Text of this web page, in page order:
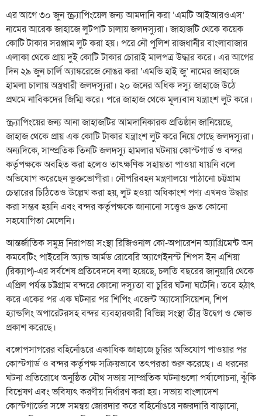
এর আগে ৩০ জুন স্ক্র্যাপিংয়েল জন্য আমদানি করা ‘এমটি আইআরওএস’
নামের আরেক জাহাজে লুটপাট চালায় জলদস্যুরা। জাহাজটি থেকে কয়েক
কোটি টাকার সরঞ্জাম লুট করা হয়। পরে নৌ পুলিশ রাজধানীর বাংলাবাজার
এলাকা থেকে প্রায় দুই কোটি টাকার চোরাই মালপত্র উদ্ধার করে। এর আগের
দিন ২৯ জুন চার্লি অ্যাঙ্করেজে নোঙর করা ‘এমভি হাই জু’ নামের জাহাজে
হামলা চালায় অস্ত্রধারী জলদস্যুরা। ২০ জনের অধিক দস্যু জাহাজে উঠে
প্রথমে নাবিকদের জিম্মি করে। পরে জাহাজ থেকে মূল্যবান যন্ত্রাংশ লুট করে।
স্ক্র্যাপিংয়ের জন্য আনা জাহাজটির আমদানিকারক প্রতিষ্ঠান জানিয়েছে,
জাহাজ থেকে প্রায় এক কোটি টাকার যন্ত্রাংশ লুট করে নিয়ে গেছে জলদস্যুরা।
অন্যদিকে, সাম্প্রতিক তিনটি জলদস্যু হামলার ঘটনায় কোস্টগার্ড ও বন্দর
কর্তৃপক্ষকে অবহিত করা হলেও তাৎক্ষণিক সহায়তা পাওয়া যায়নি বলে
অভিযোগ করেছেন ভুক্তভোগীরা। নৌপরিবহন মন্ত্রণালয়ে পাঠানো চট্টগ্রাম
চেম্বারের চিঠিতেও উল্লেখ করা হয়, লুট হওয়া অধিকাংশ পণ্য এখনও উদ্ধার
করা সম্ভব হয়নি এবং বন্দর কর্তৃপক্ষকে জানানো সত্ত্বেও দ্রুত কোনো
সহযোগিতা মেলেনি।
আন্তর্জাতিক সমুদ্র নিরাপত্তা সংস্থা রিজিওনাল কো-অপারেশন অ্যাগ্রিমেন্ট অন
কমবেটিং পাইরেসি অ্যান্ড আর্মড রোবেরি অ্যাগেইনস্ট শিপস ইন এশিয়া
(রিক্যাপ)-এর সর্বশেষ প্রতিবেদনে বলা হয়েছে, চলতি বছরের জানুয়ারি থেকে
এপ্রিল পর্যন্ত চট্টগ্রাম বন্দরে কোনো দস্যুতা বা চুরির ঘটনা ঘটেনি। তবে হঠাৎ
করে একের পর এক ঘটনার পর শিপিং এজেন্ট অ্যাসোসিয়েশন, শিপ
হ্যান্ডলিং অপারেটরসহ বন্দর ব্যবহারকারী বিভিন্ন সংস্থা তীব্র উদ্বেগ ও ক্ষোভ
প্রকাশ করেছে।
বঙ্গোপসাগরের বহির্নোঙরে একাধিক জাহাজে চুরির অভিযোগ পাওয়ার পর
কোস্টগার্ড ও বন্দর কর্তৃপক্ষ সক্রিয়ভাবে তৎপরতা শুরু করেছে। এ ধরনের
ঘটনা প্রতিরোধে অনুষ্ঠিত যৌথ সভায় সাম্প্রতিক ঘটনাগুলো পর্যালোচনা, ঝুঁকি
বিশ্লেষণ এবং ভবিষ্যৎ করণীয় নির্ধারণ করা হয়। সভায় বাংলাদেশ
কোস্টগার্ডের সঙ্গে সমন্বয় জোরদার করে বহির্নোঙরে নজরদারি বাড়ানো,